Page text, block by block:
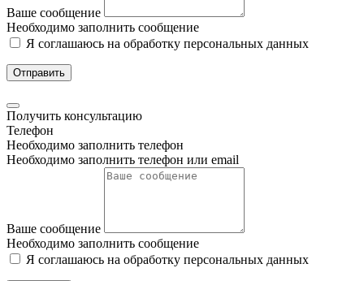
Ваше сообщение
Необходимо заполнить сообщение
Я соглашаюсь на обработку персональных данных
Отправить
Получить консультацию
Телефон
Необходимо заполнить телефон
Необходимо заполнить телефон или email
Ваше сообщение
Необходимо заполнить сообщение
Я соглашаюсь на обработку персональных данных